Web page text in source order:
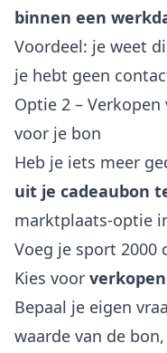
binnen een
Voordeel: je weet
je hebt geen
Optie 2 –
voor je bon
Heb je iets meer
uit je cadeaubon
marktplaats-optie
Voeg je sport 2000
Kies voor
Bepaal je eigen
waarde van de